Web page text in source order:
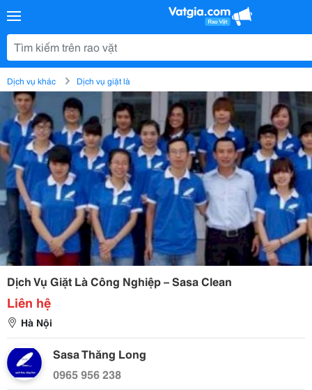
Dịch vụ khác Dịch vụ giặt là
Dịch Vụ Giặt Là Công Nghiệp – Sasa Clean
Liên hệ
Hà Nội
Sasa Thăng Long
0965 956 238